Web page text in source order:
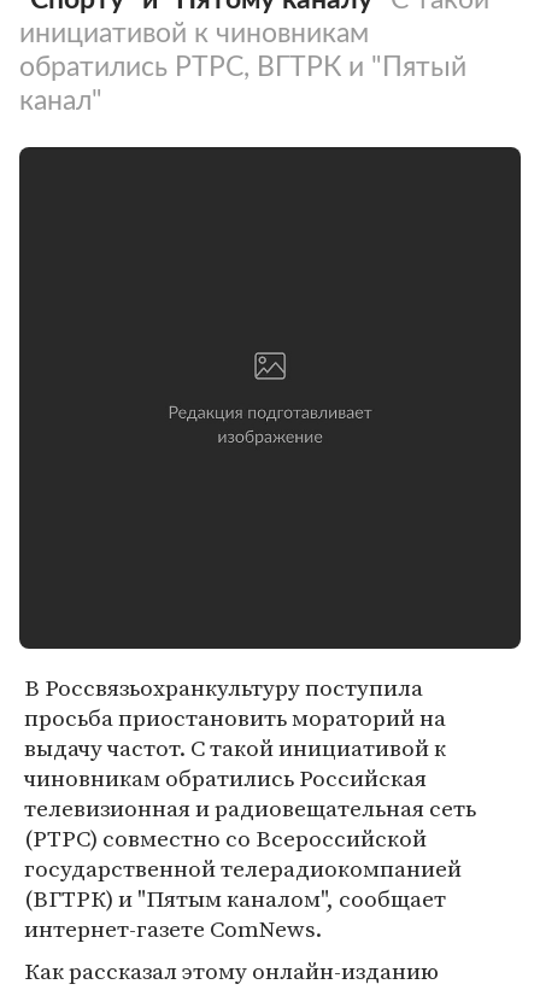
инициативой к чиновникам
обратились РТРС, ВГТРК и "Пятый
канал"
В Россвязьохранкультуру поступила
просьба приостановить мораторий на
выдачу частот. С такой инициативой к
чиновникам обратились Российская
телевизионная и радиовещательная сеть
(РТРС) совместно со Всероссийской
государственной телерадиокомпанией
(ВГТРК) и "Пятым каналом", сообщает
интернет-газете ComNews.
Как рассказал этому онлайн-изданию